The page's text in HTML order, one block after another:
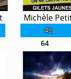
42
Michèle
64